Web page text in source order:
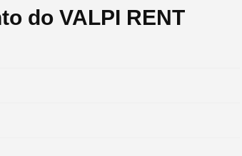
do VALPI RENT